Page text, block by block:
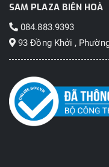
SAM PLAZA BIÊN HOÀ
084.883.9393
93 Đồng Khởi ,